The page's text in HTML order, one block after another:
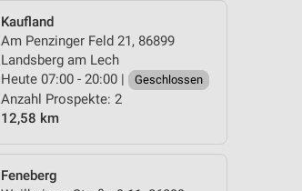
Kaufland
Am Penzinger Feld 21, 86899
Landsberg am Lech
Heute 07:00 - 20:00 |
Geschlossen
Anzahl Prospekte: 2
12,58 km
Feneberg